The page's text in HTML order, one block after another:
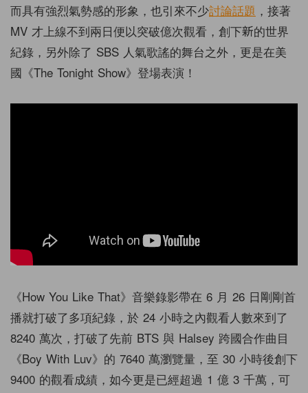
而具有強烈氣勢感的形象，也引來不少討論話題 ，接著
MV 才上線不到兩日便以突破億次觀看，創下新的世界
紀錄，另外除了 SBS 人氣歌謠的舞台之外，更是在美
國《The Tonight Show》登場表演！
《How You Like That》音樂錄影帶在 6 月 26 日剛剛首
播就打破了多項紀錄，於 24 小時之內觀看人數來到了
8240 萬次，打破了先前 BTS 與 Halsey 跨國合作曲目
《Boy With Luv》的 7640 萬瀏覽量，至 30 小時後創下
9400 的觀看成績，如今更是已經超過 1 億 3 千萬，可